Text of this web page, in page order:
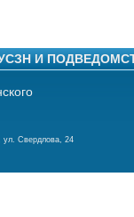
И
ул. Свердлова, 24